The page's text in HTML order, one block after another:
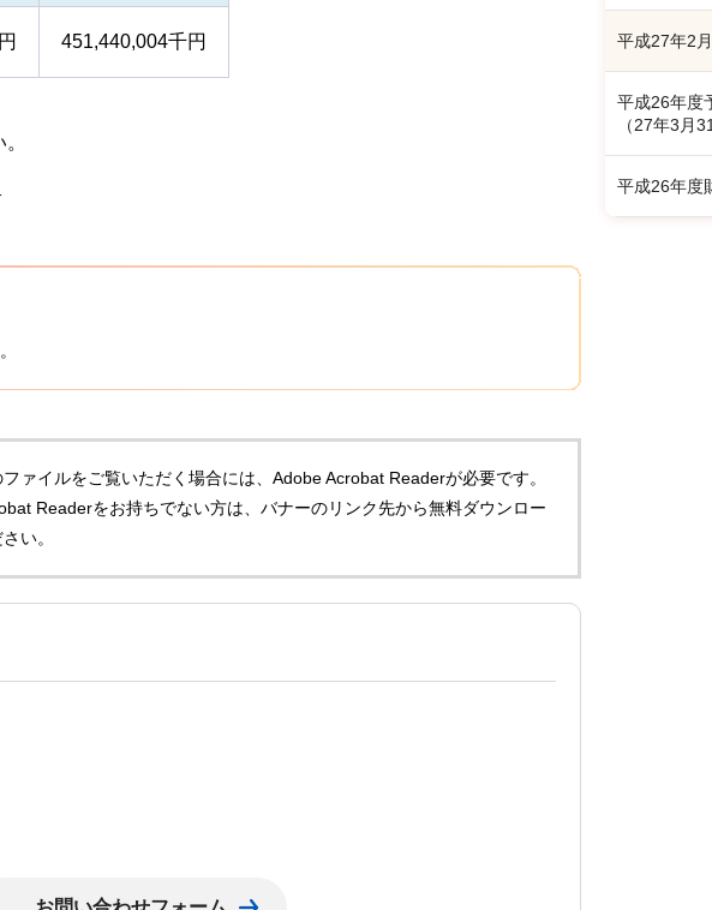
451,440,004千円
ァイルをご覧いただく場合には、Adobe Acrobat Readerが必要です。
Readerをお持ちでない方は、バナーのリンク先から無料ダウンロー
い。
平成27年2
平成26年度
（27年3月
平成26年度